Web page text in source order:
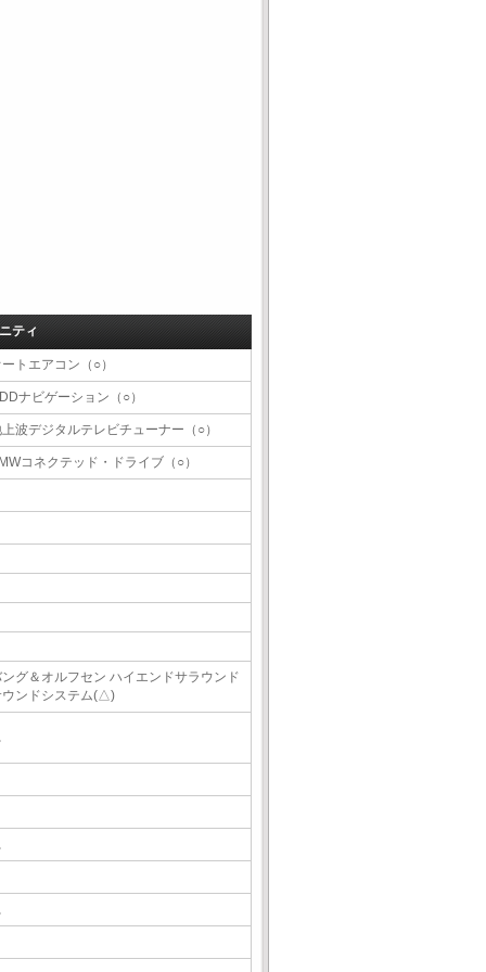
ティ
トエアコン（○）
ナビゲーション（○）
波デジタルテレビチューナー（○）
コネクテッド・ドライブ（○）
グ＆オルフセン ハイエンドサラウンド
ウンドシステム(△)